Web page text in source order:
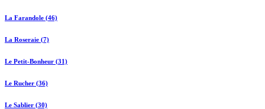
La Farandole (46)
La Roseraie (7)
Le Petit-Bonheur (31)
Le Rucher (36)
Le Sablier (30)